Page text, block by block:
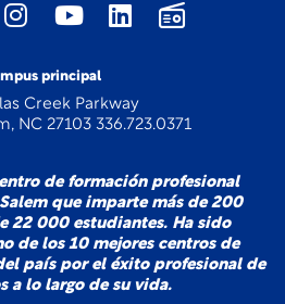
principal
Creek Parkway
NC 27103 336.723.0371
de formación profesional
que imparte más de 200
22 000 estudiantes. Ha sido
de los 10 mejores centros de
país por el éxito profesional de
a lo largo de su vida.